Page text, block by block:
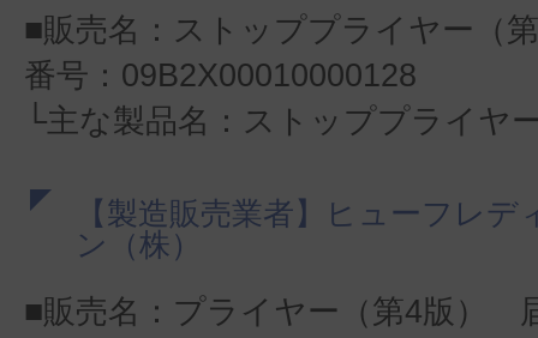
■販売名：ストッププライヤー（
番号：09B2X00010000128
└主な製品名：ストッププライヤ
【製造販売業者】ヒューフレデ
ン（株）
■販売名：プライヤー（第4版）